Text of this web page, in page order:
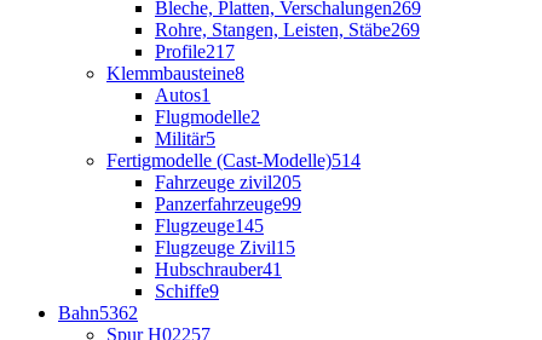
Bleche, Platten, Verschalungen269
Rohre, Stangen, Leisten, Stäbe269
Profile217
Klemmbausteine8
Autos1
Flugmodelle2
Militär5
Fertigmodelle (Cast-Modelle)514
Fahrzeuge zivil205
Panzerfahrzeuge99
Flugzeuge145
Flugzeuge Zivil15
Hubschrauber41
Schiffe9
Bahn5362
Spur H02257